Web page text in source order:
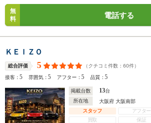
無
料
電話する
ＫＥＩＺＯ
総合評価 5 （クチコミ件数： 60件）
接客：5 雰囲気：5 アフター：5 品質：5
掲載台数 13台
所在地
大阪府 大阪南部
スタッフ
アフター
買取
保証